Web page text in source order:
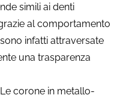
simili ai denti
al comportamento
infatti attraversate
una trasparenza
Le corone in metallo-